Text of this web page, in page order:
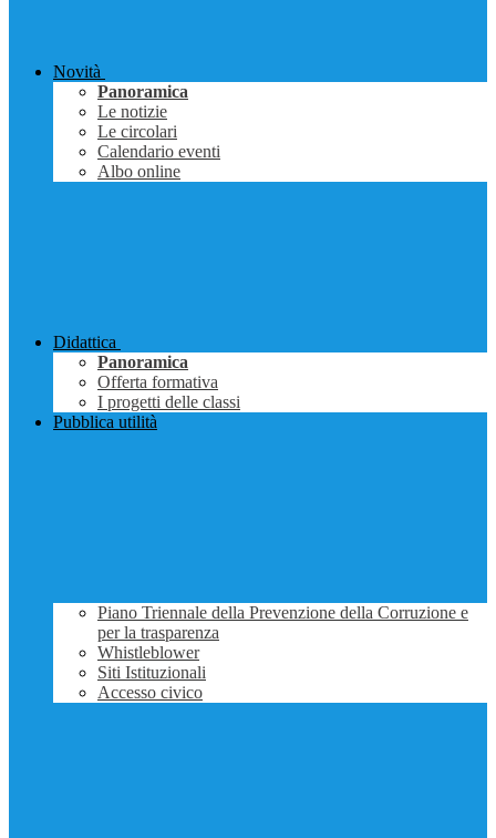
Novità
Panoramica
Le notizie
Le circolari
Calendario eventi
Albo online
Didattica
Panoramica
Offerta formativa
I progetti delle classi
Pubblica utilità
Piano Triennale della Prevenzione della Corruzione e
per la trasparenza
Whistleblower
Siti Istituzionali
Accesso civico